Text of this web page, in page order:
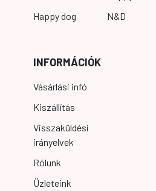
Happy dog
N&D
INFORMÁCIÓK
Vásárlási infó
Kiszállítás
Visszaküldési
irányelvek
Rólunk
Üzleteink